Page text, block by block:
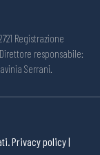
Registrazione
responsabile:
Serrani.
Privacy policy|